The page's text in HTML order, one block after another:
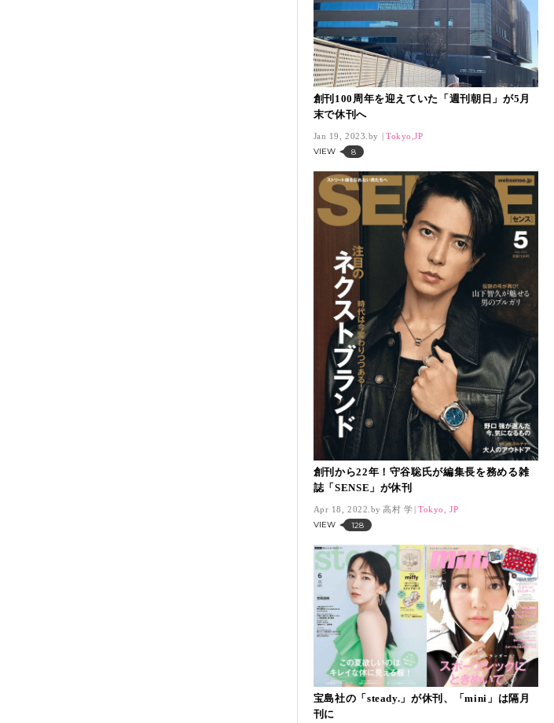
創刊100周年を迎えていた「週刊朝日」が5月
末で休刊へ
Jan 19, 2023. Tokyo,JP
VIEW 8
創刊から22年！守谷聡氏が編集長を務める雑
誌「SENSE」が休刊
Apr 18, 2022. 高村 学 Tokyo, JP
VIEW 128
宝島社の「steady.」が休刊、「mini」は隔月
刊に